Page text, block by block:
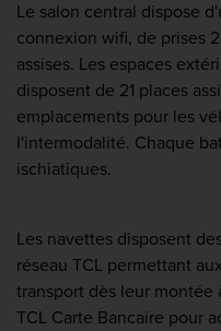
Le salon central dispose
connexion wifi, de prises
assises. Les espaces
disposent de 21 places
emplacements pour les
l'intermodalité. Chaque
ischiatiques.
Les navettes disposent
réseau TCL permettant
transport dès leur montée
TCL Carte Bancaire pour